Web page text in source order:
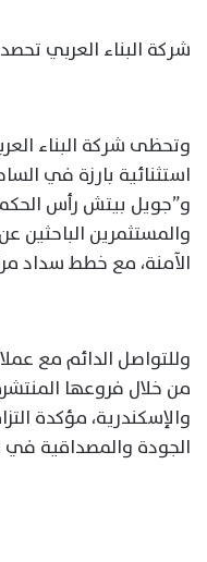
شركة البناء العربي
وتحظى شركة البناء
استثنائية بارزة في
و”جويل بيتش رأس
والمستثمرين الباحثين
الآمنة، مع خطط سداد مرنة
وللتواصل الدائم مع
من خلال فروعها
والإسكندرية، مؤكدة
الجودة والمصداقية في